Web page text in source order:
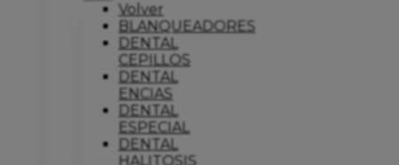
Volver
BLANQUEADORES
DENTAL
CEPILLOS
DENTAL
ENCIAS
DENTAL
ESPECIAL
DENTAL
HALITOSIS